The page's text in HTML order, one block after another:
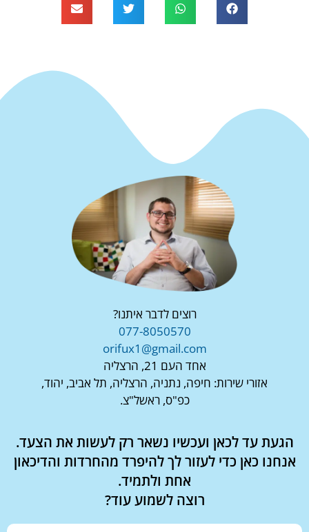
רוצים לדבר איתנו?
077-8050570
orifux1@gmail.com
אחד העם 21, הרצליה
אזורי שירות: חיפה, נתניה, הרצליה, תל אביב, יהוד,
כפ"ס, ראשל"צ.
הגעת עד לכאן ועכשיו נשאר רק לעשות את הצעד.
אנחנו כאן כדי לעזור לך להיפרד מהחרדות והדיכאון
אחת ולתמיד.
רוצה לשמוע עוד?